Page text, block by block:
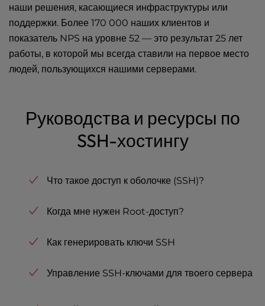
наши решения, касающиеся инфраструктуры или
поддержки. Более 170 000 наших клиентов и
показатель NPS на уровне 52 — это результат 25 лет
работы, в которой мы всегда ставили на первое место
людей, пользующихся нашими серверами.
Руководства и ресурсы по
SSH-хостингу
Что такое доступ к оболочке (SSH)?
Когда мне нужен Root-доступ?
Как генерировать ключи SSH
Управление SSH-ключами для твоего сервера